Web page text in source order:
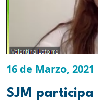
16 de Marzo, 2021
SJM